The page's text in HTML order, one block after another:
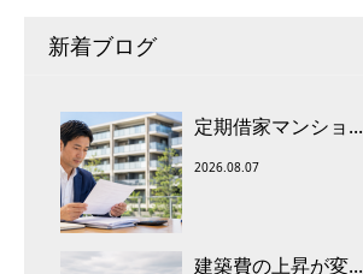
新着ブログ
定期借家マンショ...
2026.08.07
建築費の上昇が変...